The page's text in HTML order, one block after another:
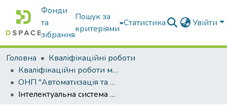
Фонди
та
зібрання
Пошук за
критеріями
Статистика Увійти
Головна
Кваліфікаційні роботи
Кваліфікаційні роботи магістрів
ОНП "Автоматизація та комп’ютерно-інтегровані технології та робототехніка"
Інтелектуальна система керування температурним режимом у метантенках біогазової установки